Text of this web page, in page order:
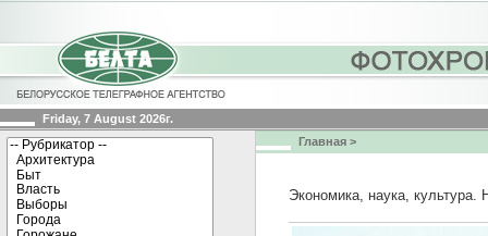
Friday, 7 August 2026г.
Главная >
Экономика, наука,